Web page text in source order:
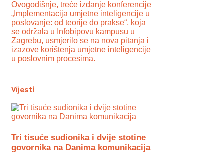
Ovogodišnje, treće izdanje konferencije
„Implementacija umjetne inteligencije u
poslovanje: od teorije do prakse“, koja
se održala u Infobipovu kampusu u
Zagrebu, usmjerilo se na nova pitanja i
izazove korištenja umjetne inteligencije
u poslovnim procesima.
Vijesti
Tri tisuće sudionika i dvije stotine
govornika na Danima komunikacija